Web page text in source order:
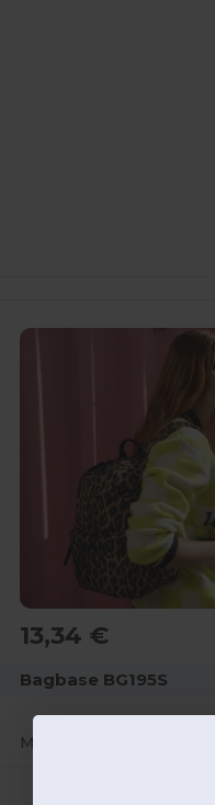
13,34 €
Bagbase BG195S